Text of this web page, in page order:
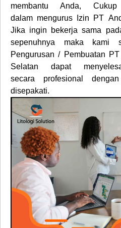
membantu Anda,
dalam mengurus Izin PT
Jika ingin bekerja sama
sepenuhnya maka kami
Pengurusan / Pembuatan PT
Selatan
dapat
secara profesional
disepakati.